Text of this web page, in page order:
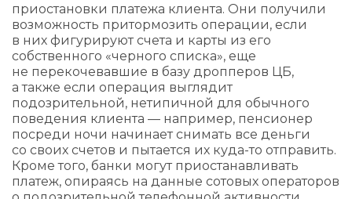
приостановки платежа клиента. Они получили
возможность притормозить операции, если
в них фигурируют счета и карты из его
собственного «черного списка», еще
не перекочевавшие в базу дропперов ЦБ,
а также если операция выглядит
подозрительной, нетипичной для обычного
поведения клиента — например, пенсионер
посреди ночи начинает снимать все деньги
со своих счетов и пытается их куда-то отправить.
Кроме того, банки могут приостанавливать
платеж, опираясь на данные сотовых операторов